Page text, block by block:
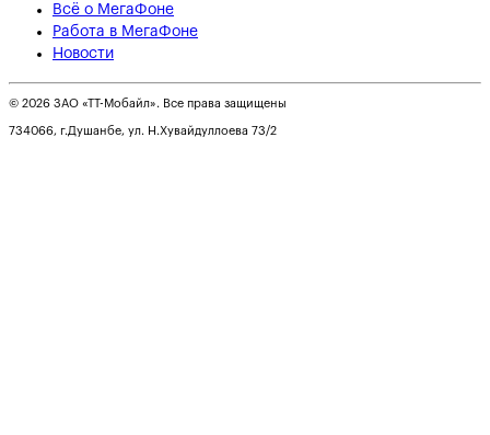
Всё о МегаФоне
Работа в МегаФоне
Новости
© 2026 ЗАО «ТТ-Мобайл». Все права защищены
734066, г.Душанбе, ул. Н.Хувайдуллоева 73/2